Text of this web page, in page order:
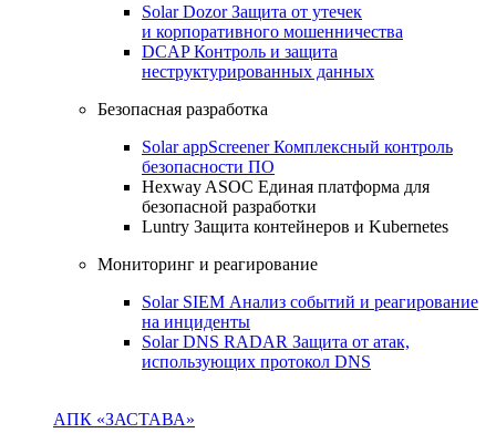
Solar DozorЗащита от утечек
и корпоративного мошенничества
DCAPКонтроль и защита
неструктурированных данных
Безопасная разработка
Solar appScreenerКомплексный контроль
безопасности ПО
Hexway ASOC Единая платформа для
безопасной разработки
Luntry Защита контейнеров и Kubernetes
Мониторинг и реагирование
Solar SIEM Анализ событий и реагирование
на инциденты
Solar DNS RADAR Защита от атак,
использующих протокол DNS
АПК «ЗАСТАВА»